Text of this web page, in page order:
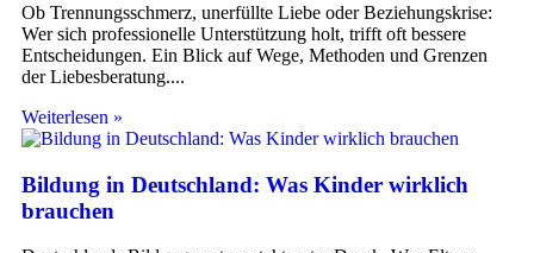
Ob Trennungsschmerz, unerfüllte Liebe oder Beziehungskrise:
Wer sich professionelle Unterstützung holt, trifft oft bessere
Entscheidungen. Ein Blick auf Wege, Methoden und Grenzen
der Liebesberatung.
Weiterlesen »
Bildung in Deutschland: Was Kinder wirklich
brauchen